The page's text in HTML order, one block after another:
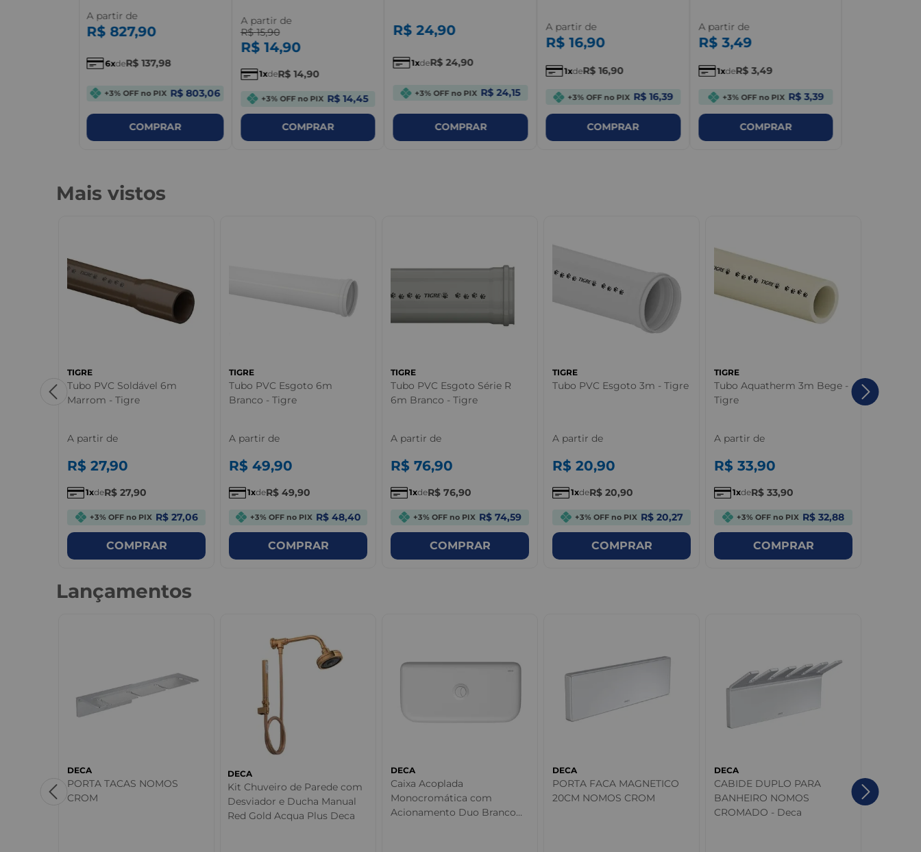
A partir de
R$ 827,90
6 deR$ 137,98
+3% OFF no PIX R$ 803,06
COMPRAR
A partir de
R$ 15,90
R$ 14,90
1 deR$ 14,90
+3% OFF no PIX R$ 14,45
COMPRAR
R$ 24,90
1 deR$ 24,90
+3% OFF no PIX R$ 24,15
COMPRAR
A partir de
R$ 16,90
1 deR$ 16,90
+3% OFF no PIX R$ 16,39
COMPRAR
A partir de
R$ 3,49
1 deR$ 3,49
+3% OFF no PIX R$ 3,39
COMPRAR
Mais vistos
TIGRE
Tubo PVC Soldável 6m
Marrom - Tigre
A partir de
R$ 27,90
1 deR$ 27,90
+3% OFF no PIX R$ 27,06
COMPRAR
TIGRE
Tubo PVC Esgoto 6m
Branco - Tigre
A partir de
R$ 49,90
1 deR$ 49,90
+3% OFF no PIX R$ 48,40
COMPRAR
TIGRE
Tubo PVC Esgoto Série R
6m Branco - Tigre
A partir de
R$ 76,90
1 deR$ 76,90
+3% OFF no PIX R$ 74,59
COMPRAR
TIGRE
Tubo PVC Esgoto 3m - Tigre
A partir de
R$ 20,90
1 deR$ 20,90
+3% OFF no PIX R$ 20,27
COMPRAR
TIGRE
Tubo Aquatherm 3m Bege -
Tigre
A partir de
R$ 33,90
1 deR$ 33,90
+3% OFF no PIX R$ 32,88
COMPRAR
Rosca
Lançamentos
DECA
PORTA TACAS NOMOS
CROM
DECA
Kit Chuveiro de Parede com
Desviador e Ducha Manual
Red Gold Acqua Plus Deca
DECA
Caixa Acoplada
Monocromática com
Acionamento Duo Branco
DECA
PORTA FACA MAGNETICO
20CM NOMOS CROM
DECA
CABIDE DUPLO PARA
BANHEIRO NOMOS
CROMADO - Deca
Cabide